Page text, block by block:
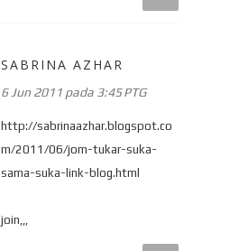
SABRINA AZHAR
6 Jun 2011 pada 3:45 PTG
http://sabrinaazhar.blogspot.co
m/2011/06/jom-tukar-suka-
sama-suka-link-blog.html
join,,,